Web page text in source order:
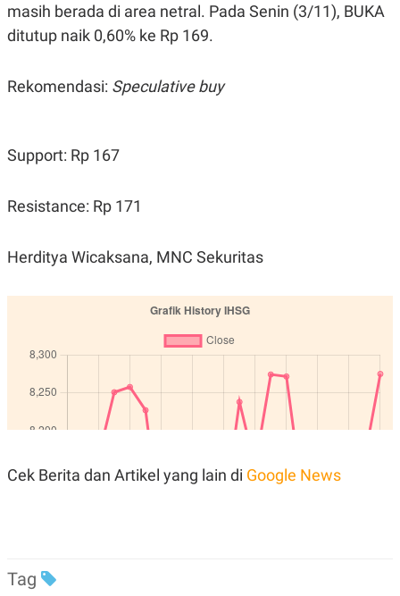
A
D
E
A
S
I
N
N
C
A
N
A
I
N
D
R
G
I
A
masih berada di area netral. Pada Senin (3/11), BUKA
ditutup naik 0,60% ke Rp 169.
Rekomendasi: Speculative buy
Support: Rp 167
Resistance: Rp 171
Herditya Wicaksana, MNC Sekuritas
Cek Berita dan Artikel yang lain di Google News
Tag